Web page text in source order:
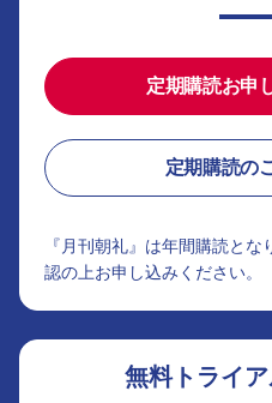
定期購読お申
定期購読の
『月刊朝礼』は年間購読と
認の上お申し込みください。
無料トライ